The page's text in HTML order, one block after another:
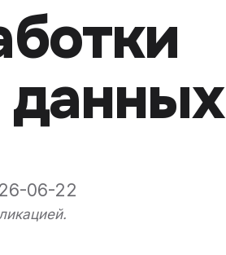
данных
06-22